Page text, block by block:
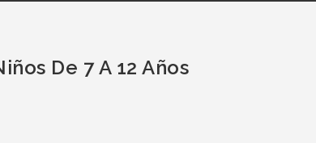
De 7 A 12 Años